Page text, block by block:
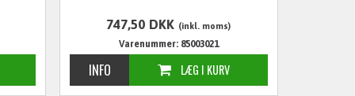
747,50 DKK (inkl. moms)
Varenummer: 85003021